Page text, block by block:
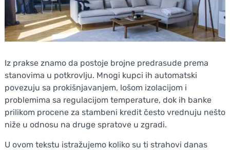
Iz prakse znamo da postoje brojne predrasude prema
stanovima u potkrovlju. Mnogi kupci ih automatski
povezuju sa prokišnjavanjem, lošom izolacijom i
problemima sa regulacijom temperature, dok ih banke
prilikom procene za stambeni kredit često vrednuju nešto
niže u odnosu na druge spratove u zgradi.
U ovom tekstu istražujemo koliko su ti strahovi danas